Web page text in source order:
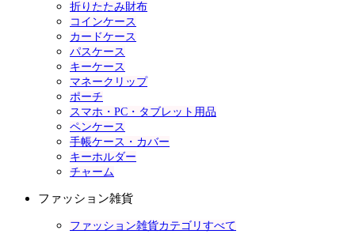
折りたたみ財布
コインケース
カードケース
パスケース
キーケース
マネークリップ
ポーチ
スマホ・PC・タブレット用品
ペンケース
手帳ケース・カバー
キーホルダー
チャーム
ファッション雑貨
ファッション雑貨カテゴリすべて